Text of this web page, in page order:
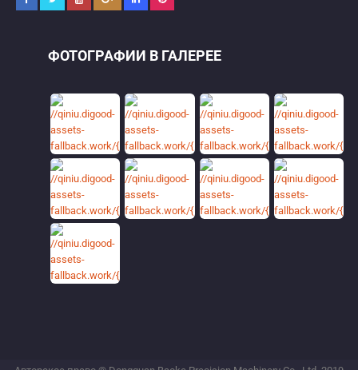
ФОТОГРАФИИ В ГАЛЕРЕЕ